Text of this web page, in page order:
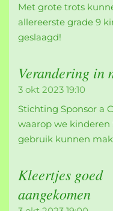
Met grote trots
allereerste grade 9
geslaagd!
Verandering in
3 okt 2023 19:10
Stichting Sponsor a
waarop we kinderen
gebruik kunnen
Kleertjes goed
aangekomen